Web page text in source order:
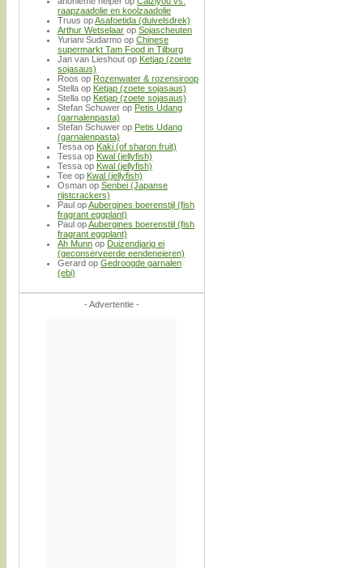
raapzaadolie en koolzaadolie
Truus opAsafoetida (duivelsdrek)
Arthur Wetselaar op Sojascheuten
Yuriani Sudarmo op Chinese
supermarkt Tam Food in Tilburg
Jan van Lieshout op Ketjap (zoete
sojasaus)
Roos op Rozenwater & rozensiroop
Stella op Ketjap (zoete sojasaus)
Stella op Ketjap (zoete sojasaus)
Stefan Schuwer op Petis Udang
(garnalenpasta)
Stefan Schuwer op Petis Udang
(garnalenpasta)
Tessa op Kaki (of sharon fruit)
Tessa op Kwal (jellyfish)
Tessa op Kwal (jellyfish)
Tee op Kwal (jellyfish)
Osman op Senbei (Japanse
rijstcrackers)
Paul opAubergines boerenstijl (fish
fragrant eggplant)
Paul opAubergines boerenstijl (fish
fragrant eggplant)
Ah Munn op Duizendjarig ei
(geconserveerde eendeneieren)
Gerard op Gedroogde garnalen
(ebi)
- Advertentie -